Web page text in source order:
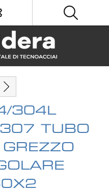
304L
TUBO